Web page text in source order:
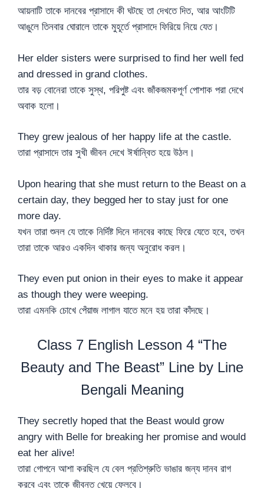
আয়নাটি তাকে দানবের প্রাসাদে কী ঘটছে তা দেখতে দিত, আর আংটিটি
আঙুলে তিনবার ঘোরালে তাকে মুহূর্তে প্রাসাদে ফিরিয়ে নিয়ে যেত।
Her elder sisters were surprised to find her well fed
and dressed in grand clothes.
তার বড় বোনেরা তাকে সুস্থ, পরিপুষ্ট এবং জাঁকজমকপূর্ণ পোশাক পরা দেখে
অবাক হলো।
They grew jealous of her happy life at the castle.
তারা প্রাসাদে তার সুখী জীবন দেখে ঈর্ষান্বিত হয়ে উঠল।
Upon hearing that she must return to the Beast on a
certain day, they begged her to stay just for one
more day.
যখন তারা শুনল যে তাকে নির্দিষ্ট দিনে দানবের কাছে ফিরে যেতে হবে, তখন
তারা তাকে আরও একদিন থাকার জন্য অনুরোধ করল।
They even put onion in their eyes to make it appear
as though they were weeping.
তারা এমনকি চোখে পেঁয়াজ লাগাল যাতে মনে হয় তারা কাঁদছে।
Class 7 English Lesson 4 “The
Beauty and The Beast” Line by Line
Bengali Meaning
They secretly hoped that the Beast would grow
angry with Belle for breaking her promise and would
eat her alive!
তারা গোপনে আশা করছিল যে বেল প্রতিশ্রুতি ভাঙার জন্য দানব রাগ
করবে এবং তাকে জীবন্ত খেয়ে ফেলবে।